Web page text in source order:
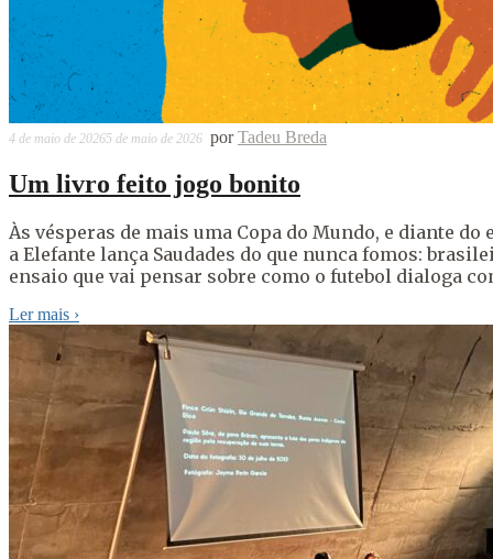
4 de maio de 20265 de maio de 2026 porTadeu Breda
Um livro feito jogo bonito
Às vésperas de mais uma Copa do Mundo, e diante
a Elefante lança Saudades do que nunca fomos:
ensaio que vai pensar sobre como o futebol dialoga
Ler mais ›